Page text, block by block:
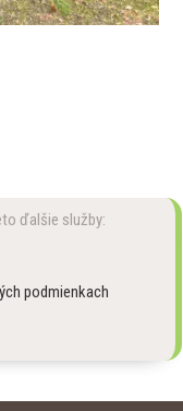
ďalšie služby:
podmienkach